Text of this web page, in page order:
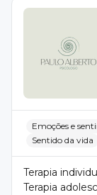
Emoções e
Sentido da vida
Terapia
Terapia